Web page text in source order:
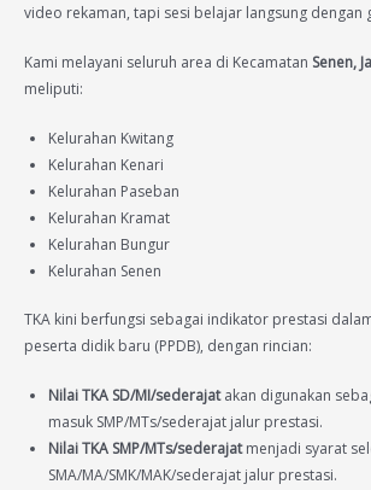
video rekaman, tapi sesi belajar langsung dengan
Kami melayani seluruh area di Kecamatan Senen,
meliputi:
Kelurahan Kwitang
Kelurahan Kenari
Kelurahan Paseban
Kelurahan Kramat
Kelurahan Bungur
Kelurahan Senen
TKA kini berfungsi sebagai indikator prestasi
peserta didik baru (PPDB), dengan rincian:
Nilai TKA SD/MI/sederajatakan digunakan
masuk SMP/MTs/sederajat jalur prestasi.
Nilai TKA SMP/MTs/sederajatmenjadi syarat
SMA/MA/SMK/MAK/sederajat jalur prestasi.